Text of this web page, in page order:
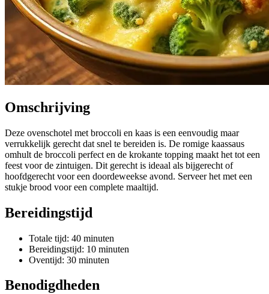
Omschrijving
Deze ovenschotel met broccoli en kaas is een eenvoudig maar
verrukkelijk gerecht dat snel te bereiden is. De romige kaassaus
omhult de broccoli perfect en de krokante topping maakt het tot een
feest voor de zintuigen. Dit gerecht is ideaal als bijgerecht of
hoofdgerecht voor een doordeweekse avond. Serveer het met een
stukje brood voor een complete maaltijd.
Bereidingstijd
Totale tijd: 40 minuten
Bereidingstijd: 10 minuten
Oventijd: 30 minuten
Benodigdheden